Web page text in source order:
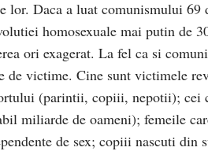
lor. Daca a luat comunismului
homosexuale mai putin de
ori exagerat. La fel ca si
de victime. Cine sunt victimele
(parintii, copiii, nepotii); cei
miliarde de oameni); femeile
de sex; copiii nascuti